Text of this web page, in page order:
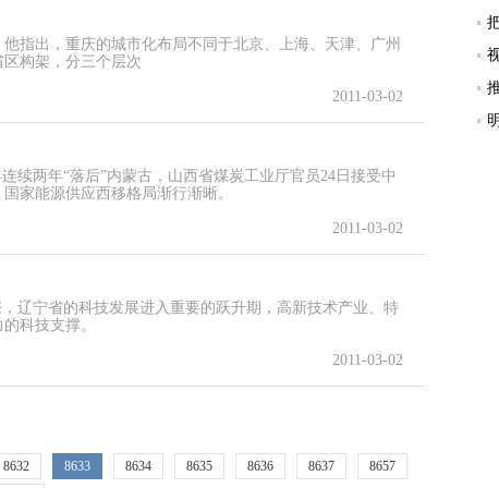
指出，重庆的城市化布局不同于北京、上海、天津、广州
构架，分三个层次
2011-03-02
续两年“落后”内蒙古，山西省煤炭工业厅官员24日接受中
家能源供应西移格局渐行渐晰。
2011-03-02
辽宁省的科技发展进入重要的跃升期，高新技术产业、特
科技支撑。
2011-03-02
8632 8633 8634 8635 8636 8637
8657